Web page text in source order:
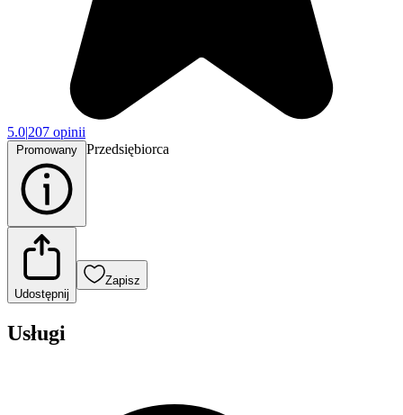
5.0|207 opinii
Przedsiębiorca
Udostępnij
Zapisz
Usługi